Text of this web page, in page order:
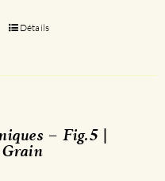
Ce
options
Détails
– Fig.5 |